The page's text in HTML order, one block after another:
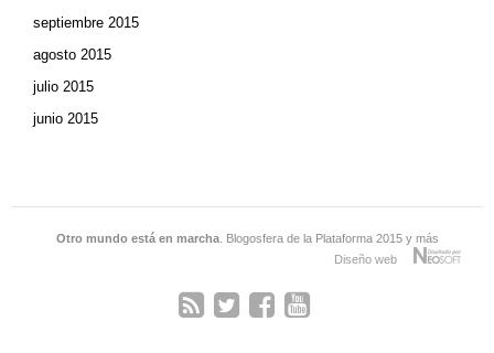
septiembre 2015
agosto 2015
julio 2015
junio 2015
Otro mundo está en marcha. Blogosfera de la Plataforma 2015 y más
Diseño web